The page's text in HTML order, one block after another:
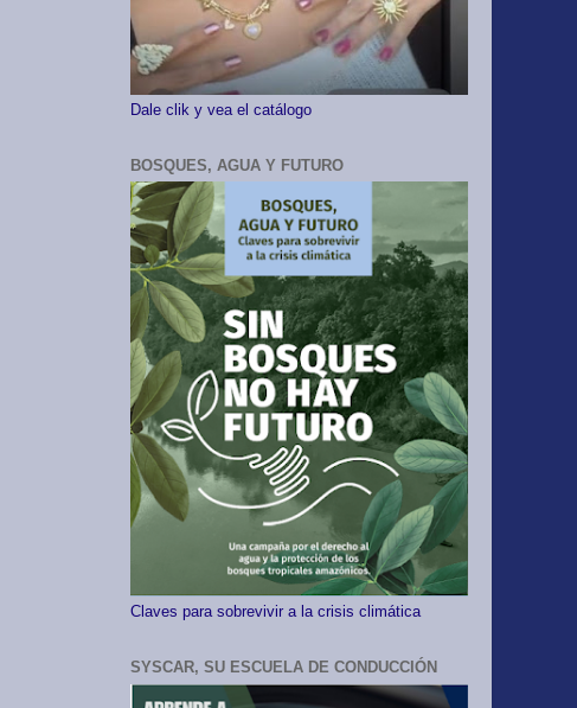
Dale clik y vea el catálogo
BOSQUES, AGUA Y FUTURO
Claves para sobrevivir a la crisis climática
SYSCAR, SU ESCUELA DE CONDUCCIÓN